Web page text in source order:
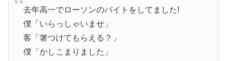
去年高一でローソンのバイトをしてました!
僕「いらっしゃいませ」
客「箸つけてもらえる？」
僕「かしこまりました」